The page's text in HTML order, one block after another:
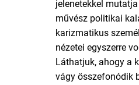
jelenetekkel
művész politikai
karizmatikus
nézetei egyszerre
Láthatjuk, ahogy a
vágy összefonódik